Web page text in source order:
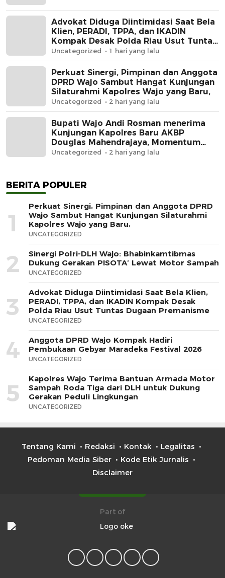
Advokat Diduga Diintimidasi Saat Bela
Klien, PERADI, TPPA, dan IKADIN
Kompak Desak Polda Riau Usut Tuntas
Dugaan Premanisme
Uncategorized 1 hari yang lalu
Perkuat Sinergi, Pimpinan dan Anggota
DPRD Wajo Sambut Hangat Kunjungan
Silaturahmi Kapolres Wajo yang Baru,
Uncategorized 2 hari yang lalu
Bupati Wajo Andi Rosman menerima
Kunjungan Kapolres Baru AKBP
Douglas Mahendrajaya, Momentum
Memperkuat Sinergi
Uncategorized 2 hari yang lalu
BERITA POPULER
1
Perkuat Sinergi, Pimpinan dan Anggota DPRD
Wajo Sambut Hangat Kunjungan Silaturahmi
Kapolres Wajo yang Baru,
UNCATEGORIZED
2
Sinergi Polri-DLH Wajo: Bhabinkamtibmas
Dukung Gerakan PISOTA’ Lewat Motor Sampah
UNCATEGORIZED
3
Advokat Diduga Diintimidasi Saat Bela Klien,
PERADI, TPPA, dan IKADIN Kompak Desak
Polda Riau Usut Tuntas Dugaan Premanisme
UNCATEGORIZED
4
Anggota DPRD Wajo Kompak Hadiri
Pembukaan Gebyar Maradeka Festival 2026
UNCATEGORIZED
5
Kapolres Wajo Terima Bantuan Armada Motor
Sampah Roda Tiga dari DLH untuk Dukung
Gerakan Peduli Lingkungan
UNCATEGORIZED
Tentang Kami Redaksi Kontak
Legalitas
Pedoman Media Siber
Kode Etik Jurnalis
Disclaimer
Part of